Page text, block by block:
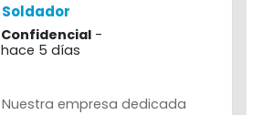
Soldador
Confidencial -
hace 5 días
Nuestra empresa dedicada